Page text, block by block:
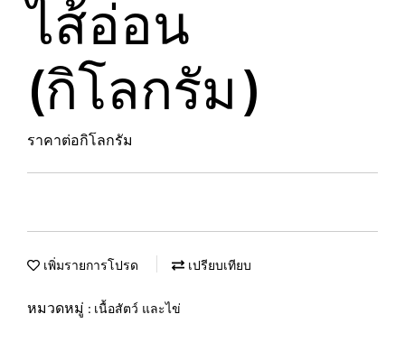
ไส้อ่อน
(กิโลกรัม)
ราคาต่อกิโลกรัม
เพิ่มรายการโปรด เปรียบเทียบ
หมวดหมู่ : เนื้อสัตว์ และไข่